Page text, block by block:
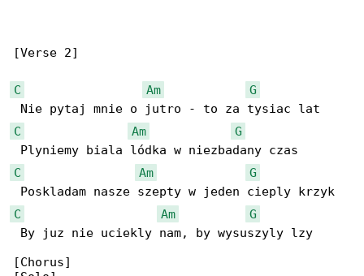
[Verse 2]
C Am
G
C
Am
G
C
Am
G
C
Am
G
By juz nie uciekly nam, by wysuszyly lzy
[Chorus]